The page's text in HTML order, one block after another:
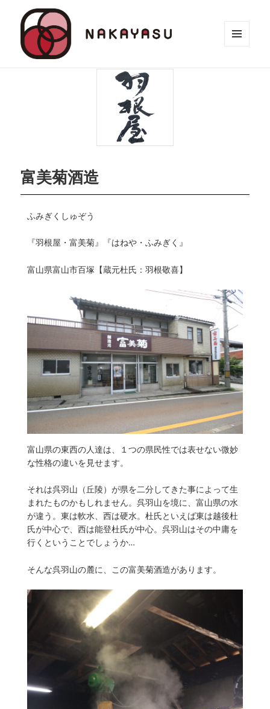
富美菊酒造
ふみぎくしゅぞう
『羽根屋・富美菊』『はねや・ふみぎく』
富山県富山市百塚【蔵元杜氏：羽根敬喜】
富山県の東西の人達は、１つの県民性では表せない微妙
な性格の違いを見せます。
それは呉羽山（丘陵）が県を二分してきた事によって生
まれたものかもしれません。呉羽山を境に、富山県の水
が違う。東は軟水、西は硬水。杜氏といえば東は越後杜
氏が中心で、西は能登杜氏が中心。呉羽山はその中庸を
行くということでしょうか…
そんな呉羽山の麓に、この富美菊酒造があります。